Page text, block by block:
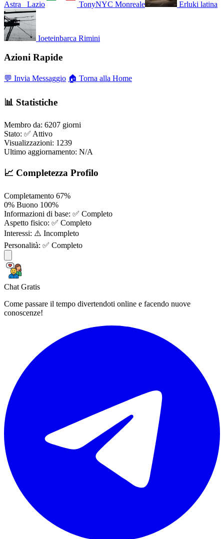
Astra_ Lazio TonyNYC Monreale Erluki latina
Ioeteinbarca Rimini
Azioni Rapide
💬 Invia Messaggio 🏠 Torna alla Home
📊 Statistiche
Membro da: 6207 giorni
Stato: ✅ Attivo
Visualizzazioni: 1239
Ultimo aggiornamento: N/A
📈 Completezza Profilo
Completamento 67%
0% Buono 100%
Informazioni di base: ✅ Completo
Aspetto fisico: ✅ Completo
Interessi: ⚠️ Incompleto
Personalità: ✅ Completo
Chat Gratis
Come passare il tempo divertendoti online e facendo nuove
conoscenze!